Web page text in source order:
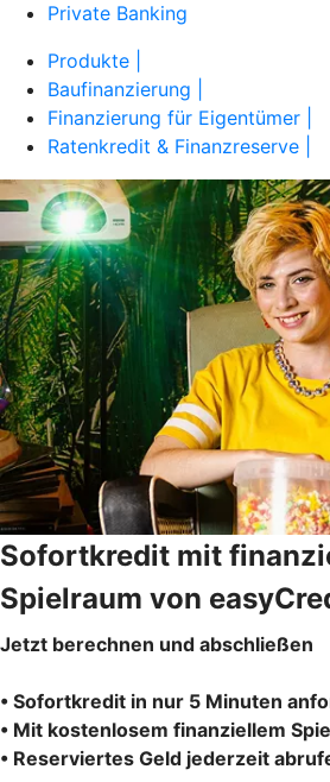
Private Banking
Produkte |
Baufinanzierung |
Finanzierung für Eigentümer |
Ratenkredit & Finanzreserve |
Sofortkredit mit
Spielraum von
Jetzt berechnen und abschließen
• Sofortkredit in nur 5 Minuten
• Mit kostenlosem finanziellem
• Reserviertes Geld jederzeit